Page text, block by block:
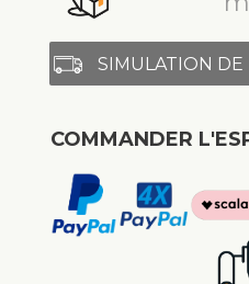
SIMULATION DE
COMMANDER